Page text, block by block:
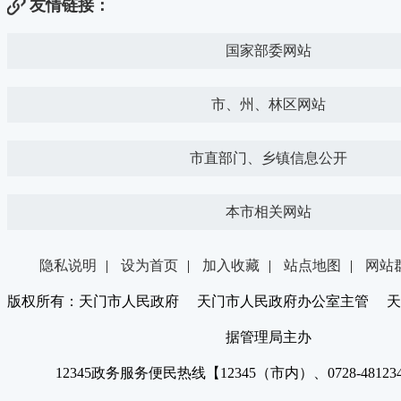
友情链接：
国家部委网站
市、州、林区网站
市直部门、乡镇信息公开
本市相关网站
隐私说明 | 设为首页 | 加入收藏 | 站点地图 | 网站
版权所有：天门市人民政府 天门市人民政府办公室主管 天
据管理局主办
12345政务服务便民热线【12345（市内）、0728-